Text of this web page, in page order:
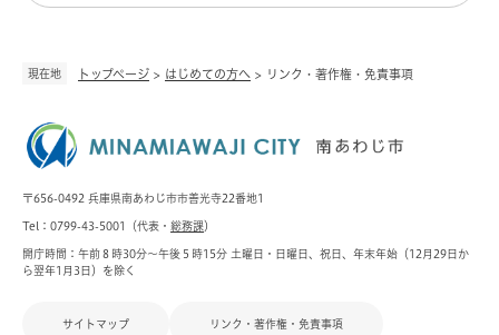
現在地 トップページ > はじめての方へ > リンク・著作権・免責事項
〒656-0492 兵庫県南あわじ市市善光寺22番地1
Tel：0799-43-5001（代表・ 総務課）
開庁時間：午前８時30分～午後５時15分 土曜日・日曜日、祝日、年末年始（12月29日か
ら翌年1月3日）を除く
サイトマップ リンク・著作権・免責事項